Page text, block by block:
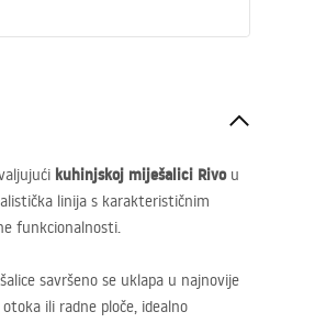
kuhinjskoj miješalici Rivou
linija s karakterističnim
funkcionalnosti.
savršeno se uklapa u najnovije
ili radne ploče, idealno